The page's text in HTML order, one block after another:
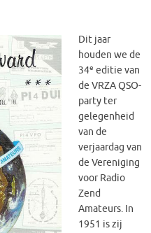
Dit jaar
houden we de
34e editie van
de VRZA QSO-
party ter
gelegenheid
van de
verjaardag van
de Vereniging
voor Radio
Zend
Amateurs. In
1951 is zij